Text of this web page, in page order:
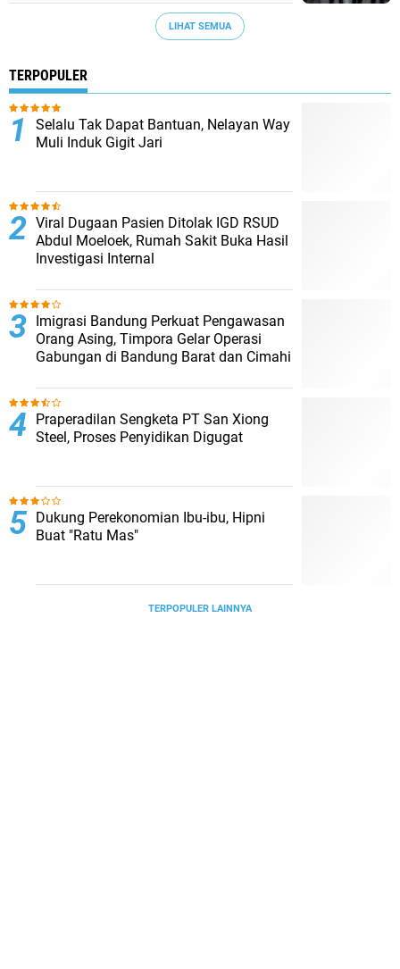
LIHAT SEMUA
TERPOPULER
Selalu Tak Dapat Bantuan, Nelayan Way
Muli Induk Gigit Jari
Viral Dugaan Pasien Ditolak IGD RSUD
Abdul Moeloek, Rumah Sakit Buka Hasil
Investigasi Internal
Imigrasi Bandung Perkuat Pengawasan
Orang Asing, Timpora Gelar Operasi
Gabungan di Bandung Barat dan Cimahi
Praperadilan Sengketa PT San Xiong
Steel, Proses Penyidikan Digugat
Dukung Perekonomian Ibu-ibu, Hipni
Buat "Ratu Mas"
TERPOPULER LAINNYA